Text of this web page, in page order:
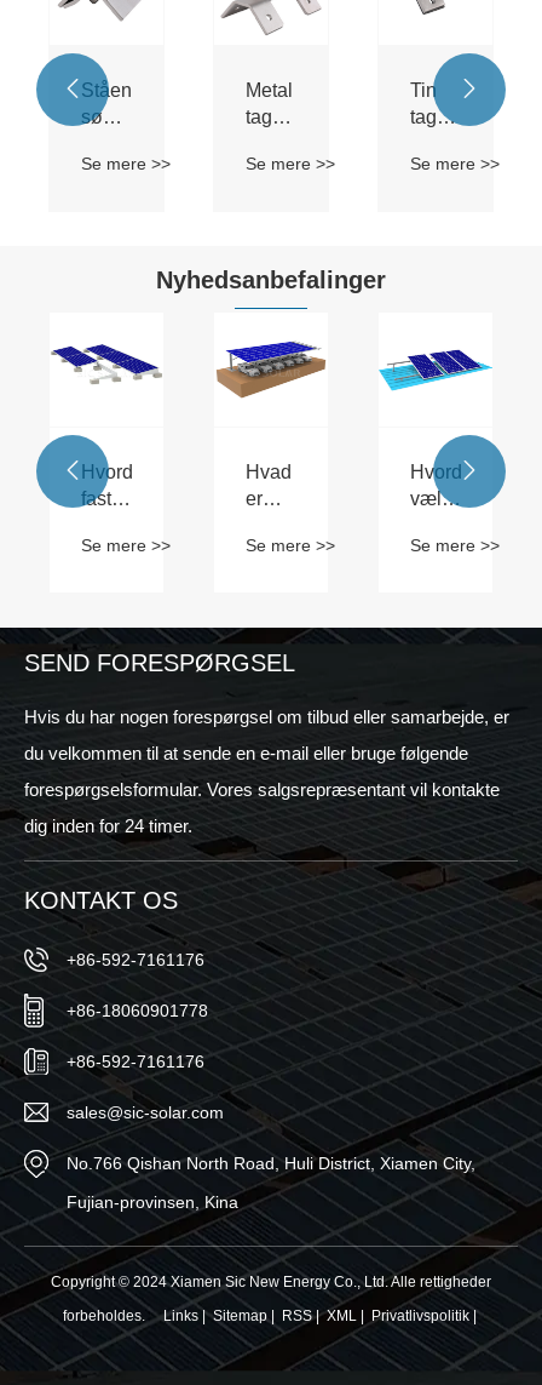
Stående
søm
Se mere >>
Metal
tag
Se mere >>
Tin
tag
tagklemme
Se mere >>
 
Nyhedsanbefalinger
Hvordan
fastgør
solpaneler
uden
at
Se mere >>
Hvad
er
monteringsbeslag?
Se mere >>
Hvordan
vælger
pålideligt
justerbar
Se mere >>
 
SEND FORESPØRGSEL
Hvis du har nogen forespørgsel om tilbud eller samarbejde, er
du velkommen til at sende en e-mail eller bruge følgende
forespørgselsformular. Vores salgsrepræsentant vil kontakte
dig inden for 24 timer.
KONTAKT OS
+86-592-7161176
+86-18060901778
+86-592-7161176
sales@sic-solar.com
No.766 Qishan North Road, Huli District, Xiamen City,
Fujian-provinsen, Kina
Copyright © 2024 Xiamen Sic New Energy Co., Ltd. Alle rettigheder
forbeholdes.Links|Sitemap| RSS|XML| Privatlivspolitik|